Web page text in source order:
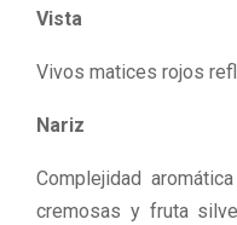
Vista
Vivos matices rojos
Nariz
Complejidad
cremosas y fruta